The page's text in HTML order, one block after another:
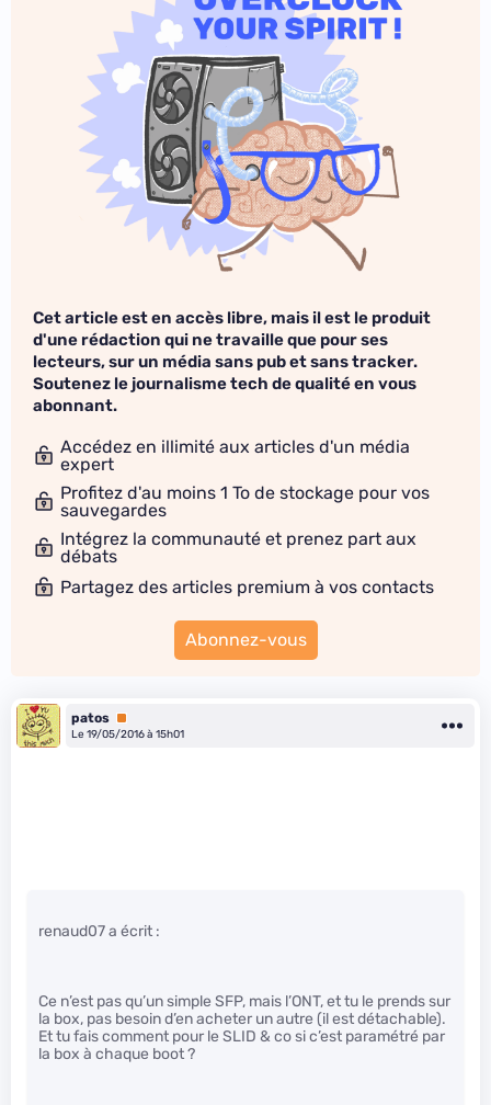
Cet article est en accès libre, mais il est le produit
d'une rédaction qui ne travaille que pour ses
lecteurs, sur un média sans pub et sans tracker.
Soutenez le journalisme tech de qualité en vous
abonnant.
Accédez en illimité aux articles d'un média
expert
Profitez d'au moins 1 To de stockage pour vos
sauvegardes
Intégrez la communauté et prenez part aux
débats
Partagez des articles premium à vos contacts
Abonnez-vous
patos Premium
Le 19/05/2016 à 15h01
renaud07 a écrit :
Ce n’est pas qu’un simple SFP, mais l’ONT, et tu le prends sur
la box, pas besoin d’en acheter un autre (il est détachable).
Et tu fais comment pour le SLID & co si c’est paramétré par
la box à chaque boot ?